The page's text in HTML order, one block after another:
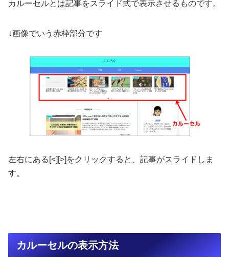
カルーセルとは記事をスライド式で表示させるものです。
↓画像でいう赤枠部分です
左右にある[<][>]をクリックすると、記事がスライドしま
す。
カルーセルの表示方法